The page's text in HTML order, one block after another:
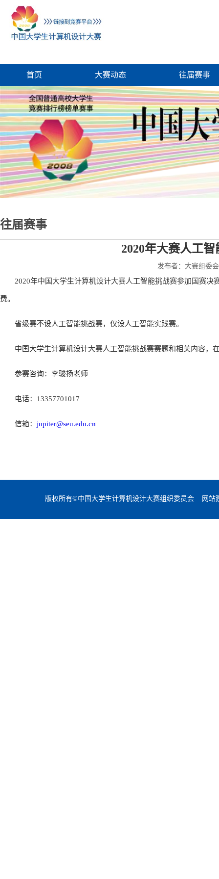
首页 大赛动态 往届赛事
往届赛事
2020年大赛人工
发布者：大赛组委
2020年中国大学生计算机设计大赛人工智能挑战赛参加国赛
费。
省级赛不设人工智能挑战赛，仅设人工智能实践赛。
中国大学生计算机设计大赛人工智能挑战赛赛题和相关内容，
参赛咨询：李骏扬老师
电话：13357701017
信箱： jupiter@seu.edu.cn
版权所有©中国大学生计算机设计大赛组织委员会 网站